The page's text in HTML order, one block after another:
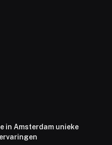
in Amsterdam unieke